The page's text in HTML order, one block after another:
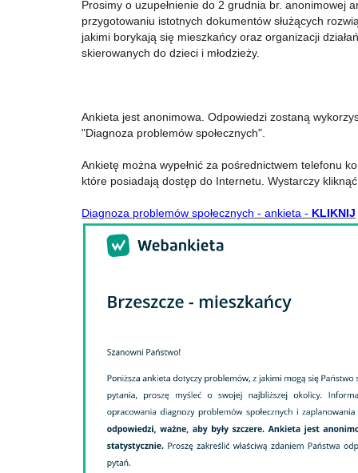
Prosimy o uzupełnienie do 2 grudnia br. anonimowej
przygotowaniu istotnych dokumentów służących
jakimi borykają się mieszkańcy oraz organizacji
skierowanych do dzieci i młodzieży.
Ankieta jest anonimowa. Odpowiedzi zostaną
"Diagnoza problemów społecznych".
Ankietę można wypełnić za pośrednictwem telefonu
które posiadają dostęp do Internetu. Wystarczy
Diagnoza problemów społecznych - ankieta - KLIKNIJ